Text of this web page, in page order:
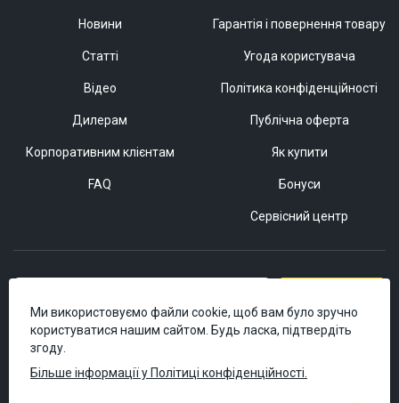
Новини
Статті
Відео
Дилерам
Корпоративним клієнтам
FAQ
Гарантія і повернення товару
Угода користувача
Політика конфіденційності
Публічна оферта
Як купити
Бонуси
Сервісний центр
Ми використовуємо файли cookie, щоб вам було зручно
користуватися нашим сайтом. Будь ласка, підтвердіть
згоду.
Більше інформації у Політиці конфіденційності.